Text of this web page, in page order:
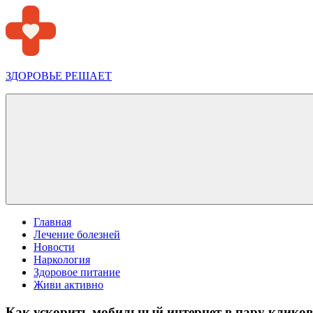
Перейти
к
содержимому
ЗДОРОВЬЕ РЕШАЕТ
Меню
Главная
Лечение болезней
Новости
Наркология
Здоровое питание
Живи активно